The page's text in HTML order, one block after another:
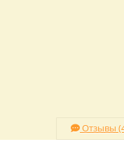
Отзывы